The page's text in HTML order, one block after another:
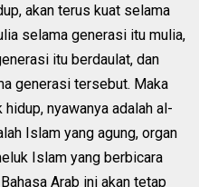
akan terus kuat selama
selama generasi itu mulia,
itu berdaulat, dan
generasi tersebut. Maka
nyawanya adalah al-
Islam yang agung, organ
Islam yang berbicara
Arab ini akan tetap